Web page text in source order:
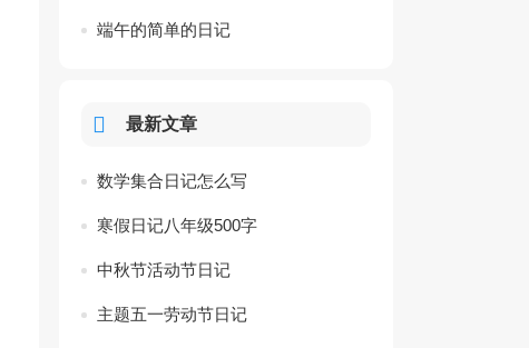
端午的简单的日记
最新文章
数学集合日记怎么写
寒假日记八年级500字
中秋节活动节日记
主题五一劳动节日记